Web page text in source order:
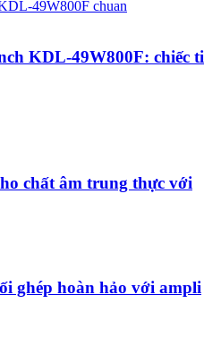
KDL-49W800F: chiếc ti
chất âm trung thực với
ghép hoàn hảo với ampli